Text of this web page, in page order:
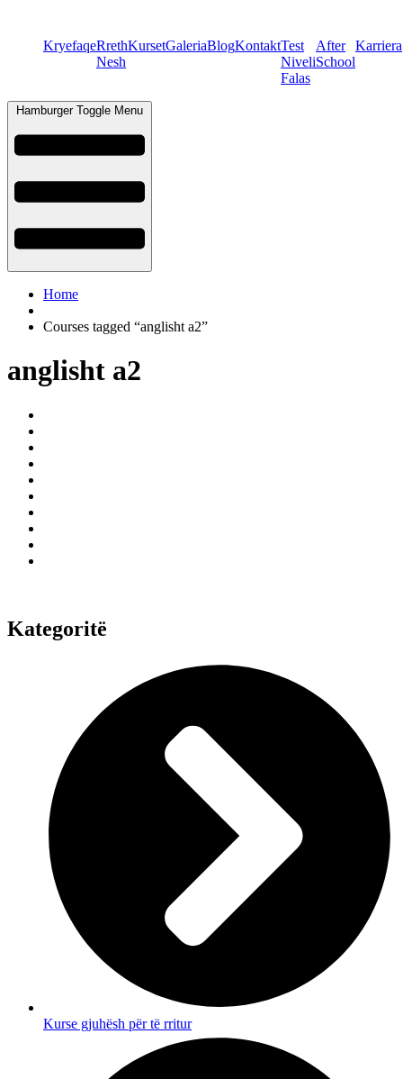
KryefaqeRreth
Nesh
KursetGaleriaBlogKontaktTest
Niveli
Falas
After
School
Karriera
Hamburger Toggle Menu
Home
Courses tagged “anglisht a2”
anglisht a2
Kategoritë
Kurse gjuhësh për të rritur